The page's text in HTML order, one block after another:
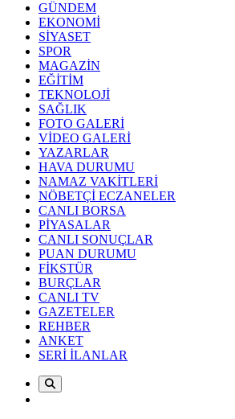
GÜNDEM
EKONOMİ
SİYASET
SPOR
MAGAZİN
EĞİTİM
TEKNOLOJİ
SAĞLIK
FOTO GALERİ
VİDEO GALERİ
YAZARLAR
HAVA DURUMU
NAMAZ VAKİTLERİ
NÖBETÇİ ECZANELER
CANLI BORSA
PİYASALAR
CANLI SONUÇLAR
PUAN DURUMU
FİKSTÜR
BURÇLAR
CANLI TV
GAZETELER
REHBER
ANKET
SERİ İLANLAR